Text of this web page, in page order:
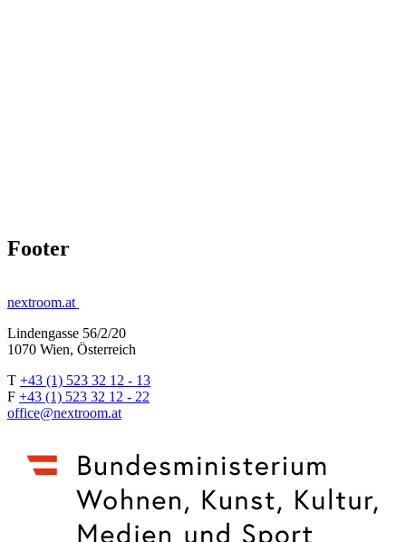
Footer
nextroom.at
Lindengasse 56/2/20
1070 Wien, Österreich
T +43 (1) 523 32 12 - 13
F +43 (1) 523 32 12 - 22
office@nextroom.at